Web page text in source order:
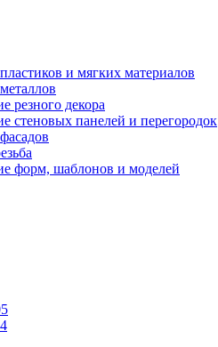
и мягких материалов
резного декора
стеновых панелей и перегородок
форм, шаблонов и моделей